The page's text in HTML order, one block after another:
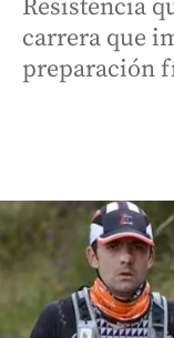
Resistencia
carrera que
preparación